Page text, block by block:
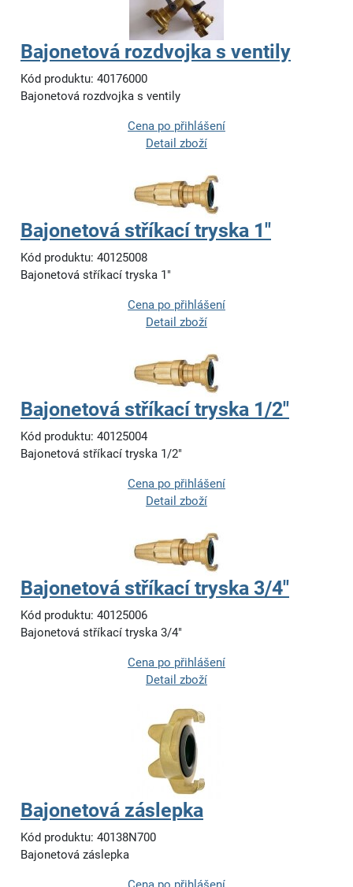
Bajonetová rozdvojka s ventily
Kód produktu: 40176000
Bajonetová rozdvojka s ventily
Cena po přihlášení
Detail zboží
Bajonetová stříkací tryska 1"
Kód produktu: 40125008
Bajonetová stříkací tryska 1"
Cena po přihlášení
Detail zboží
Bajonetová stříkací tryska 1/2"
Kód produktu: 40125004
Bajonetová stříkací tryska 1/2"
Cena po přihlášení
Detail zboží
Bajonetová stříkací tryska 3/4"
Kód produktu: 40125006
Bajonetová stříkací tryska 3/4"
Cena po přihlášení
Detail zboží
Bajonetová záslepka
Kód produktu: 40138N700
Bajonetová záslepka